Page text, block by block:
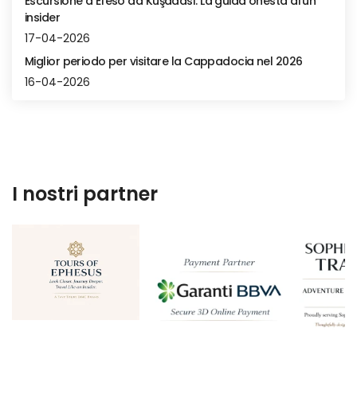
insider
17-04-2026
Miglior periodo per visitare la Cappadocia nel 2026
16-04-2026
I nostri partner